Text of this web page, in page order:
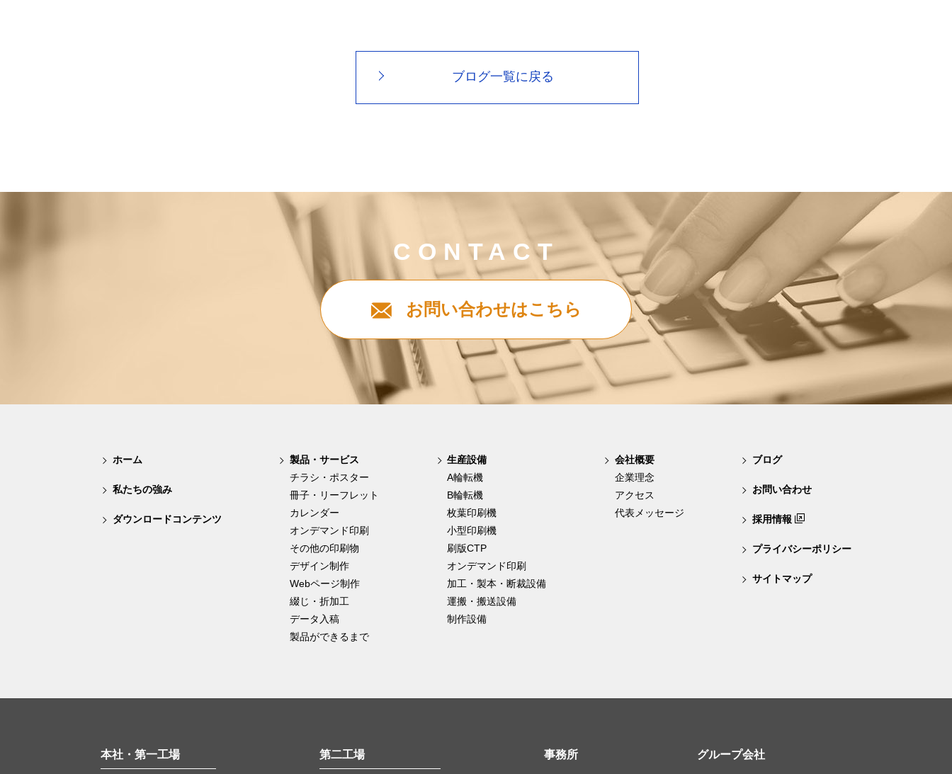
ブログ一覧に戻る
CONTACT
お問い合わせはこちら
ホーム
私たちの強み
ダウンロードコンテンツ
製品・サービス
チラシ・ポスター
冊子・リーフレット
カレンダー
オンデマンド印刷
その他の印刷物
デザイン制作
Webページ制作
綴じ・折加工
データ入稿
製品ができるまで
生産設備
A輪転機
B輪転機
枚葉印刷機
小型印刷機
刷版CTP
オンデマンド印刷
加工・製本・断裁設備
運搬・搬送設備
制作設備
会社概要
企業理念
アクセス
代表メッセージ
ブログ
お問い合わせ
採用情報
プライバシーポリシー
サイトマップ
本社・第一工場 第二工場 事務所 グループ会社